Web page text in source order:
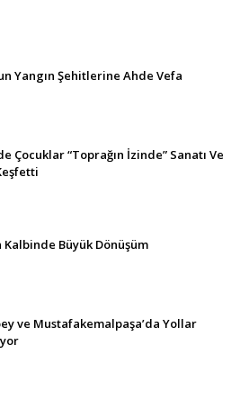
Yangın Şehitlerine Ahde Vefa
Çocuklar “Toprağın İzinde” Sanatı Ve
Kalbinde Büyük Dönüşüm
ve Mustafakemalpaşa’da Yollar